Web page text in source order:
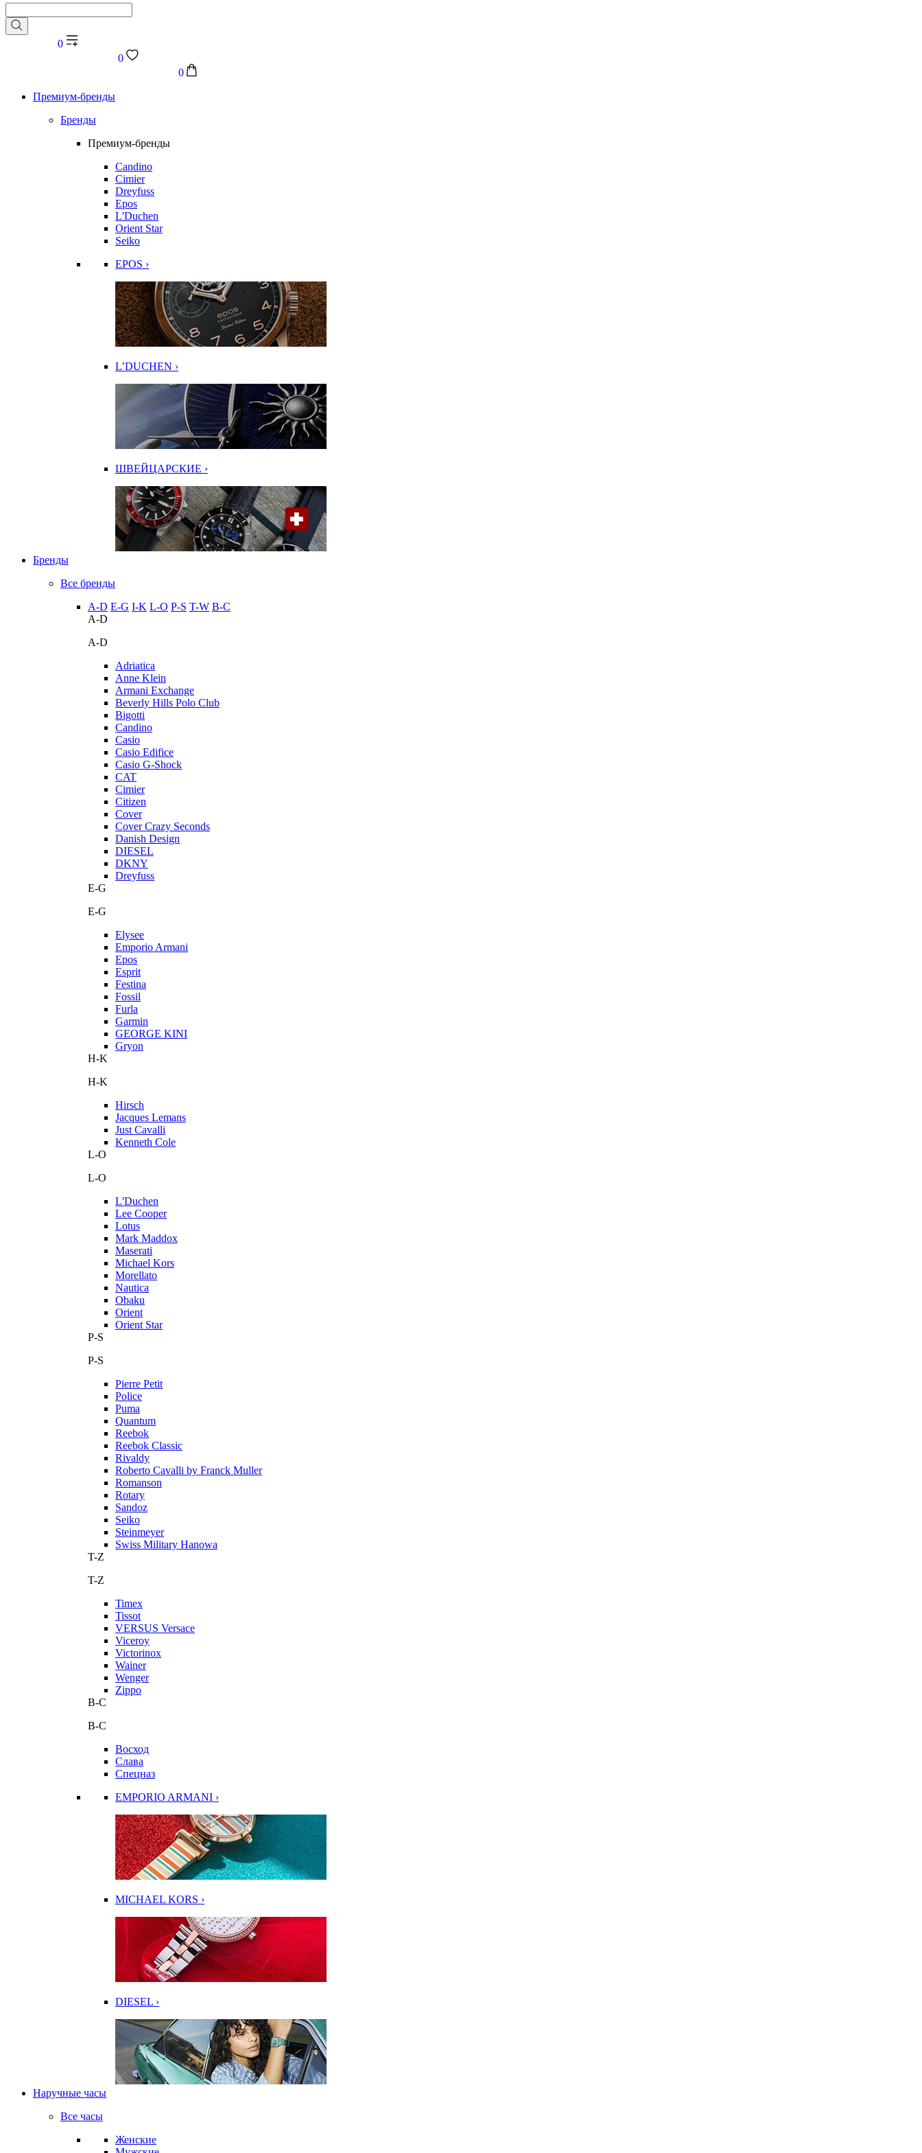
0
0
0
Премиум-бренды
Бренды
Премиум-бренды
Candino
Cimier
Dreyfuss
Epos
L'Duchen
Orient Star
Seiko
EPOS ›
L’DUCHEN ›
ШВЕЙЦАРСКИЕ ›
Бренды
Все бренды
A-D E-G I-K L-O P-S T-W В-С
A-D
A-D
Adriatica
Anne Klein
Armani Exchange
Beverly Hills Polo Club
Bigotti
Candino
Casio
Casio Edifice
Casio G-Shock
CAT
Cimier
Citizen
Cover
Cover Crazy Seconds
Danish Design
DIESEL
DKNY
Dreyfuss
E-G
E-G
Elysee
Emporio Armani
Epos
Esprit
Festina
Fossil
Furla
Garmin
GEORGE KINI
Gryon
H-K
H-K
Hirsch
Jacques Lemans
Just Cavalli
Kenneth Cole
L-O
L-O
L'Duchen
Lee Cooper
Lotus
Mark Maddox
Maserati
Michael Kors
Morellato
Nautica
Obaku
Orient
Orient Star
P-S
P-S
Pierre Petit
Police
Puma
Quantum
Reebok
Reebok Classic
Rivaldy
Roberto Cavalli by Franck Muller
Romanson
Rotary
Sandoz
Seiko
Steinmeyer
Swiss Military Hanowa
T-Z
T-Z
Timex
Tissot
VERSUS Versace
Viceroy
Victorinox
Wainer
Wenger
Zippo
В-С
В-С
Восход
Слава
Спецназ
EMPORIO ARMANI ›
MICHAEL KORS ›
DIESEL ›
Наручные часы
Все часы
Женские